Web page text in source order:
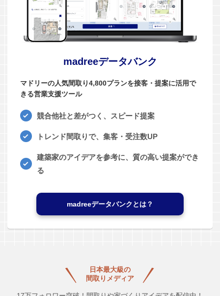
madreeデータバンク
マドリーの人気間取り4,800プランを接客・提案に活用で
きる営業支援ツール
競合他社と差がつく、スピード提案
トレンド間取りで、集客・受注数UP
建築家のアイデアを参考に、質の高い提案ができ
る
madreeデータバンクとは？
日本最大級の
間取りメディア